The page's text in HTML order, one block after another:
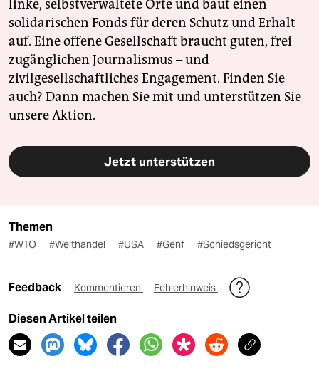
linke, selbstverwaltete Orte und baut einen
solidarischen Fonds für deren Schutz und Erhalt
auf. Eine offene Gesellschaft braucht guten, frei
zugänglichen Journalismus – und
zivilgesellschaftliches Engagement. Finden Sie
auch? Dann machen Sie mit und unterstützen Sie
unsere Aktion.
Jetzt unterstützen
Themen
#WTO #Welthandel #USA #Genf #Schiedsgericht
Feedback Kommentieren Fehlerhinweis
Diesen Artikel teilen